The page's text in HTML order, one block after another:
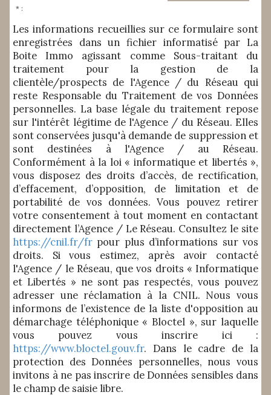
* :
Les informations recueillies sur ce formulaire sont
enregistrées dans un fichier informatisé par La
Boite Immo agissant comme Sous-traitant du
traitement pour la gestion de la
clientèle/prospects de l'Agence / du Réseau qui
reste Responsable du Traitement de vos Données
personnelles. La base légale du traitement repose
sur l'intérêt légitime de l'Agence / du Réseau. Elles
sont conservées jusqu'à demande de suppression et
sont destinées à l'Agence / au Réseau.
Conformément à la loi « informatique et libertés »,
vous disposez des droits d’accès, de rectification,
d’effacement, d’opposition, de limitation et de
portabilité de vos données. Vous pouvez retirer
votre consentement à tout moment en contactant
directement l’Agence / Le Réseau. Consultez le site
https://cnil.fr/fr pour plus d’informations sur vos
droits. Si vous estimez, après avoir contacté
l'Agence / le Réseau, que vos droits « Informatique
et Libertés » ne sont pas respectés, vous pouvez
adresser une réclamation à la CNIL. Nous vous
informons de l’existence de la liste d'opposition au
démarchage téléphonique « Bloctel », sur laquelle
vous pouvez vous inscrire ici :
https://www.bloctel.gouv.fr. Dans le cadre de la
protection des Données personnelles, nous vous
invitons à ne pas inscrire de Données sensibles dans
le champ de saisie libre.